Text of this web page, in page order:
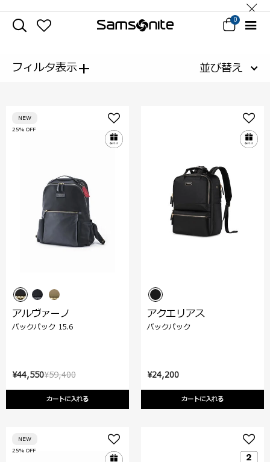
0
フィルタ表示+ 並び替え
¥59,400
¥44,550
カートに入れる
25% OFF
NEW
アルヴァーノ
バックパック 15.6
¥24,200
カートに入れる
アクエリアス
バックパック
25% OFF
NEW